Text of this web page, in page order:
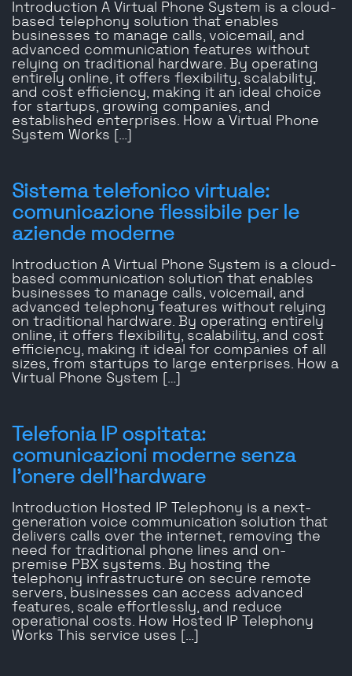
Introduction A Virtual Phone System is a cloud-
based telephony solution that enables
businesses to manage calls, voicemail, and
advanced communication features without
relying on traditional hardware. By operating
entirely online, it offers flexibility, scalability,
and cost efficiency, making it an ideal choice
for startups, growing companies, and
established enterprises. How a Virtual Phone
System Works […]
Sistema telefonico virtuale:
comunicazione flessibile per le
aziende moderne
Introduction A Virtual Phone System is a cloud-
based communication solution that enables
businesses to manage calls, voicemail, and
advanced telephony features without relying
on traditional hardware. By operating entirely
online, it offers flexibility, scalability, and cost
efficiency, making it ideal for companies of all
sizes, from startups to large enterprises. How a
Virtual Phone System […]
Telefonia IP ospitata:
comunicazioni moderne senza
l'onere dell'hardware
Introduction Hosted IP Telephony is a next-
generation voice communication solution that
delivers calls over the internet, removing the
need for traditional phone lines and on-
premise PBX systems. By hosting the
telephony infrastructure on secure remote
servers, businesses can access advanced
features, scale effortlessly, and reduce
operational costs. How Hosted IP Telephony
Works This service uses […]